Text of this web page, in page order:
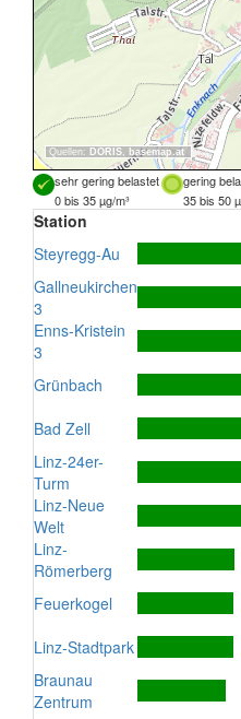
Quellen: DORIS, basemap.at
sehr gering belastet gering
0 bis 35 µg/m³
35 bis 50
Station
Steyregg-Au
Gallneukirchen
3
Enns-Kristein
3
Grünbach
Bad Zell
Linz-24er-
Turm
Linz-Neue
Welt
Linz-
Römerberg
Feuerkogel
Linz-Stadtpark
Braunau
Zentrum